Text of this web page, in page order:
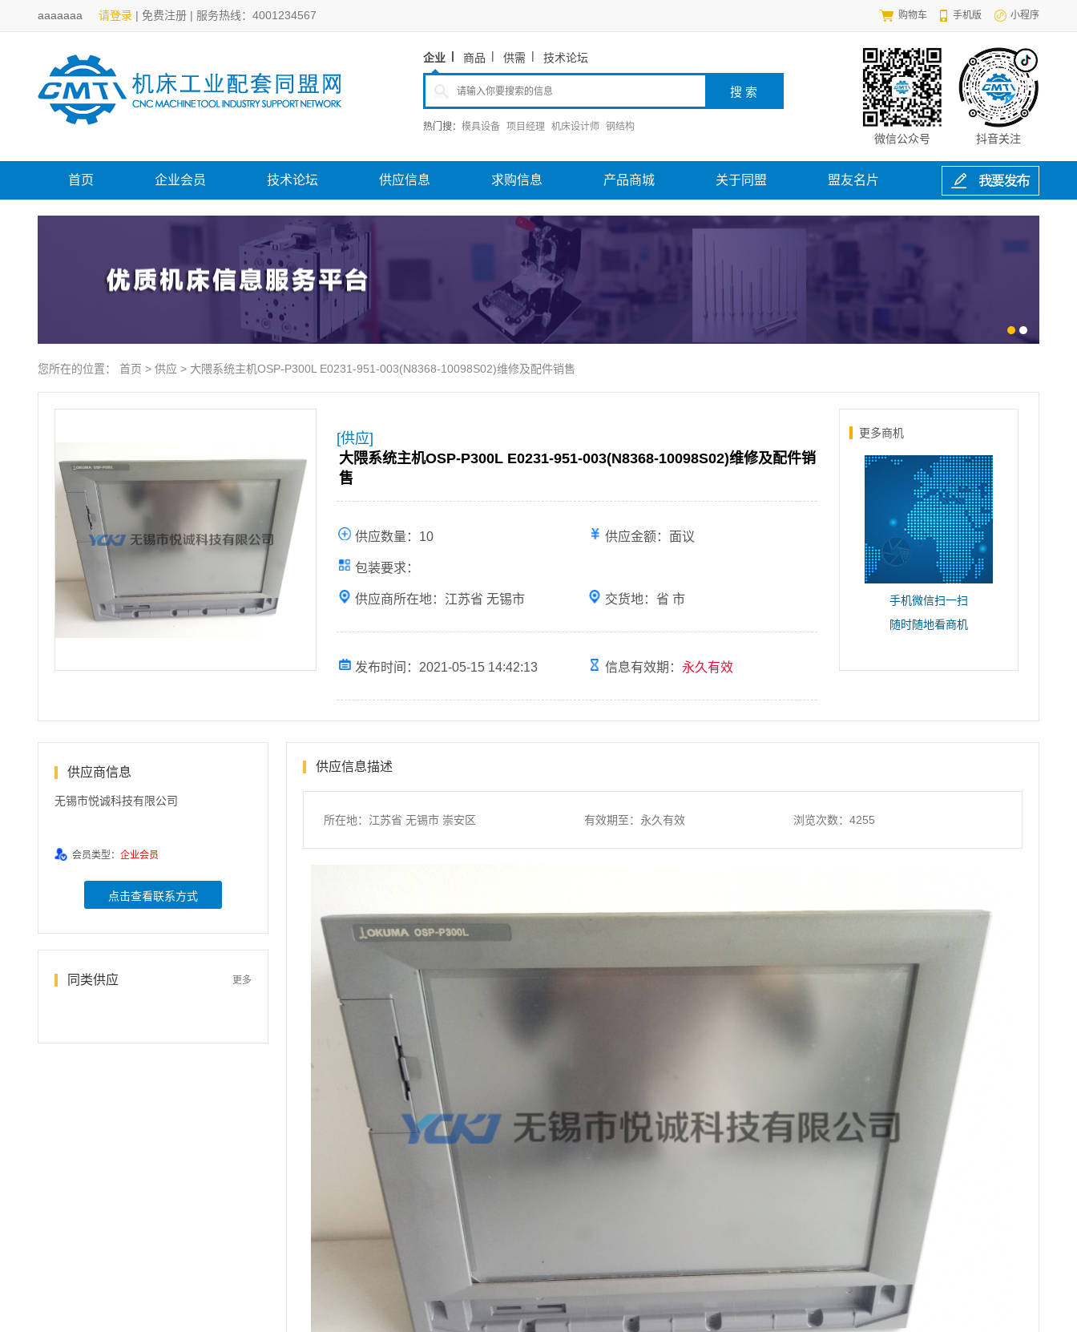
aaaaaaa 请登录 | 免费注册 | 服务热线：4001234567 购物车 手机版 小程序
企业 商品 供需 技术论坛
热门搜： 模具设备 项目经理 机床设计师 钢结构
抖音关注
微信公众号
首页 企业会员 技术论坛 供应信息 求购信息 产品商城 关于同盟 盟友名片
您所在的位置： 首页 > 供应 > 大隈系统主机OSP-P300L E0231-951-003(N8368-10098S02)维修及配件销售
[供应]
大隈系统主机OSP-P300L E0231-951-003(N8368-10098S02)维修及配件销
售
供应数量：10 供应金额：面议
包装要求：
供应商所在地：江苏省 无锡市 交货地：省 市
发布时间：2021-05-15 14:42:13 信息有效期： 永久有效
更多商机
手机微信扫一扫
随时随地看商机
供应商信息
无锡市悦诚科技有限公司
会员类型： 企业会员
点击查看联系方式
同类供应 更多
供应信息描述
所在地：江苏省 无锡市 崇安区 有效期至：永久有效 浏览次数：4255